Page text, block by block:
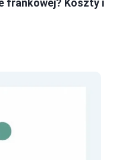
frankowej? Koszty i